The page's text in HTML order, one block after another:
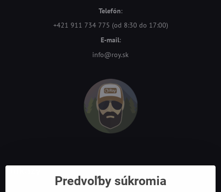
Telefón:
+421 911 734 775 (od 8:30 do 17:00)
E-mail:
info@roy.sk
Predvoľby súkromia